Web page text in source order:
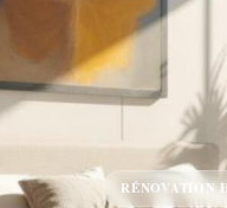
RÉNOVATION